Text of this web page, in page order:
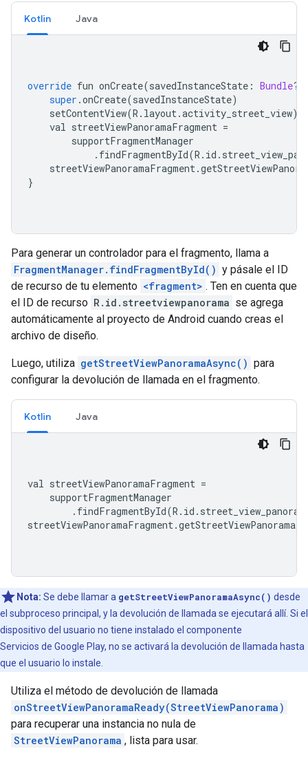
Kotlin Java
override fun onCreate(savedInstanceState : Bundle?)
super .onCreate(savedInstanceState)
setContentView(R . layout .activity_street_view)
val streetViewPanoramaFragment =
supportFragmentManager
. findFragmentById(R . id .
streetViewPanoramaFragment .
}
Para generar un controlador para el fragmento, llama a
FragmentManager.findFragmentById() y pásale el ID
de recurso de tu elemento <fragment> . Ten en cuenta que
el ID de recurso R.id.streetviewpanorama se agrega
automáticamente al proyecto de Android cuando creas el
archivo de diseño.
Luego, utiliza getStreetViewPanoramaAsync() para
configurar la devolución de llamada en el fragmento.
Kotlin Java
val streetViewPanoramaFragment =
supportFragmentManager
. findFragmentById(R . id .
streetViewPanoramaFragment .
Nota: Se debe llamar a getStreetViewPanoramaAsync() desde
el subproceso principal, y la devolución de llamada se ejecutará allí. Si el
dispositivo del usuario no tiene instalado el componente
Servicios de Google Play, no se activará la devolución de llamada hasta
que el usuario lo instale.
Utiliza el método de devolución de llamada
onStreetViewPanoramaReady(StreetViewPanorama)
para recuperar una instancia no nula de
StreetViewPanorama , lista para usar.